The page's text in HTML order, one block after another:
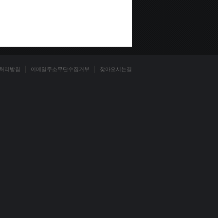
리방침 이메일주소무단수집거부 찾아오시는길